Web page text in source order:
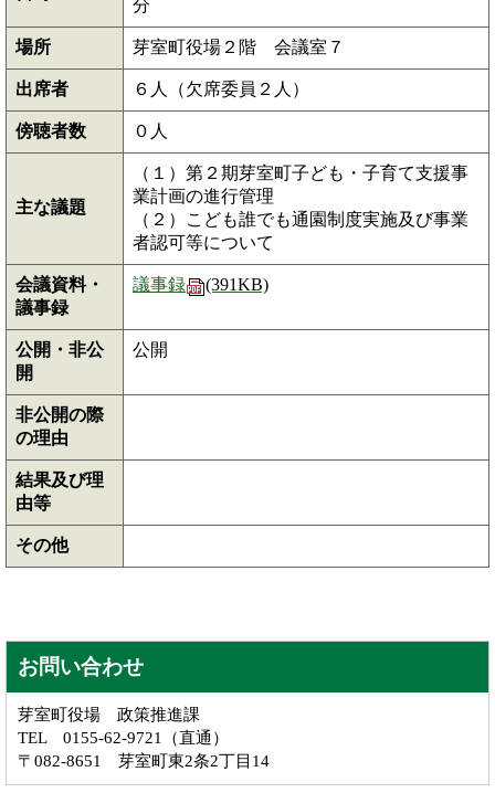
分
場所 芽室町役場２階 会議室７
出席者 ６人（欠席委員２人）
傍聴者数 ０人
主な議題
（１）第２期芽室町子ども・子育て支援事
業計画の進行管理
（２）こども誰でも通園制度実施及び事業
者認可等について
会議資料・
議事録
議事録 (391KB)
公開・非公
開
公開
非公開の際
の理由
結果及び理
由等
その他
お問い合わせ
芽室町役場 政策推進課
TEL 0155-62-9721（直通）
〒082-8651 芽室町東2条2丁目14